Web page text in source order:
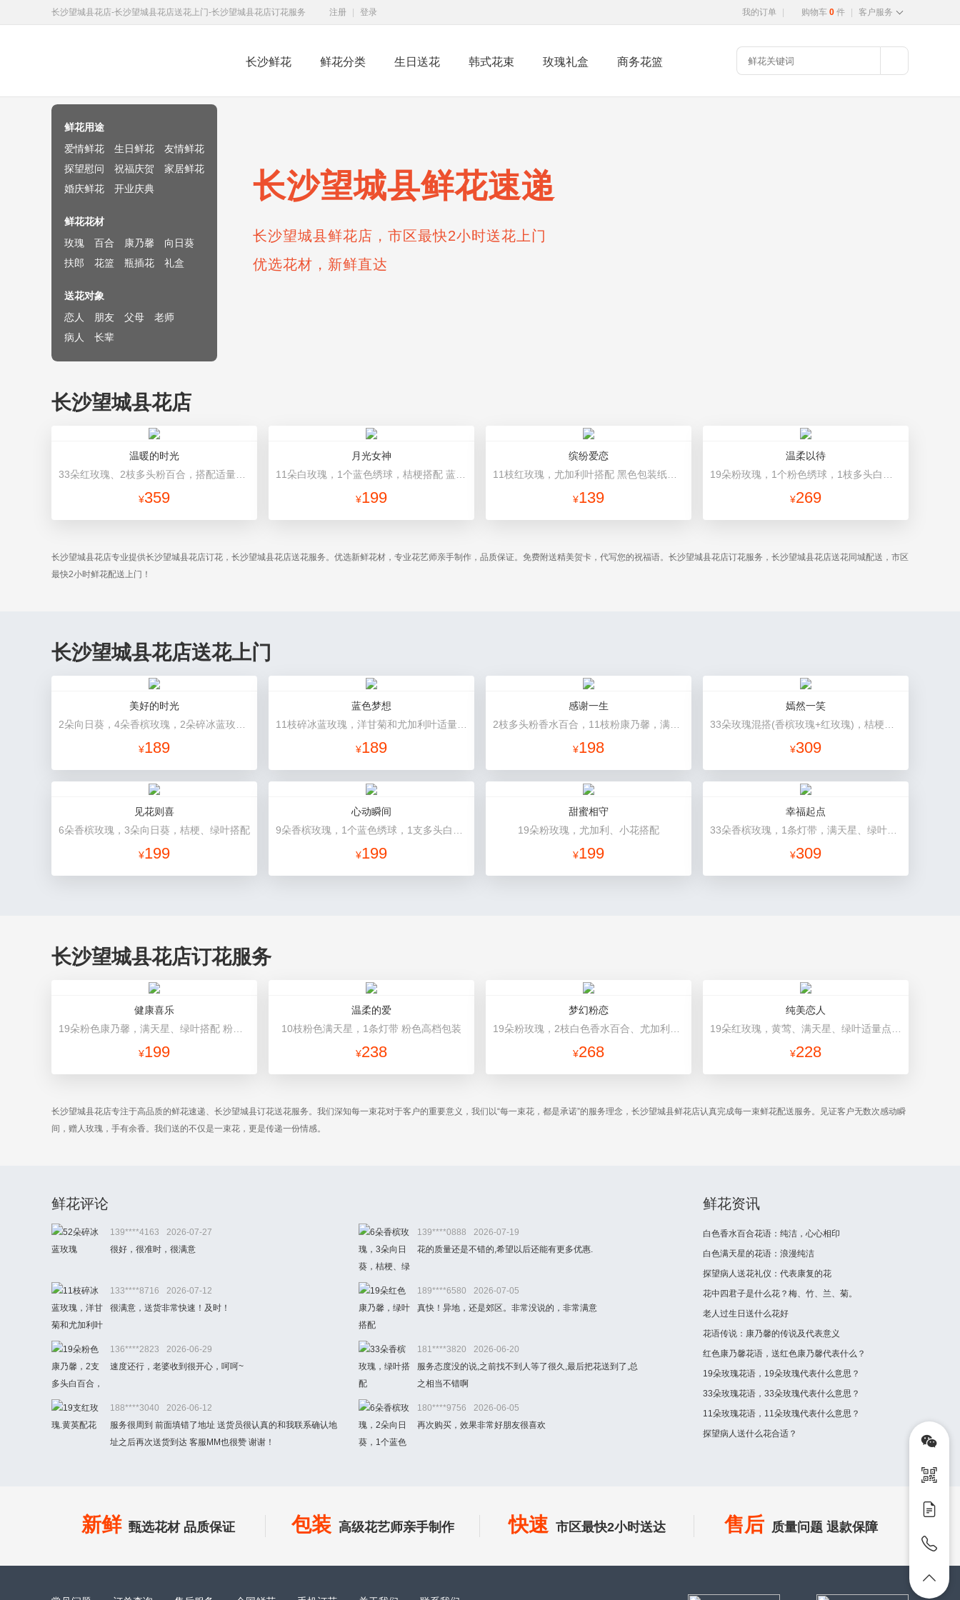
长沙望城县花店-长沙望城县花店送花上门-长沙望城县花店订花服务 注册 登录 我的订单 购物车 0 件 客户服务
长沙鲜花 鲜花分类 生日送花 韩式花束 玫瑰礼盒 商务花篮
长沙望城县鲜花速递
长沙望城县鲜花店，市区最快2小时送花上门
优选花材，新鲜直达
鲜花用途
爱情鲜花
生日鲜花
友情鲜花
探望慰问
祝福庆贺
家居鲜花
婚庆鲜花
开业庆典
鲜花花材
玫瑰
百合 康乃馨
向日葵
扶郎
花篮 瓶插花 礼盒
送花对象
恋人
朋友 父母
老师
病人
长辈
长沙望城县花店
温暖的时光
¥359
月光女神
¥199
缤纷爱恋
¥139
温柔以待
¥269
长沙望城县花店专业提供长沙望城县花店订花，长沙望城县花店送花服务。优选新鲜花材，专业花艺师亲手制作，品质保证。免费附送精美贺卡，代写您的祝福语。长沙望城县花店订花服务，长沙望城县花店送花同城配送，市区
最快2小时鲜花配送上门！
长沙望城县花店送花上门
美好的时光
¥189
蓝色梦想
¥189
感谢一生
¥198
嫣然一笑
¥309
见花则喜
6朵香槟玫瑰，3朵向日葵，桔梗、绿叶搭配
¥199
心动瞬间
¥199
甜蜜相守
19朵粉玫瑰，尤加利、小花搭配
¥199
幸福起点
¥309
长沙望城县花店订花服务
健康喜乐
¥199
温柔的爱
10枝粉色满天星，1条灯带 粉色高档包装
¥238
梦幻粉恋
¥268
纯美恋人
¥228
长沙望城县花店专注于高品质的鲜花速递、长沙望城县订花送花服务。我们深知每一束花对于客户的重要意义，我们以“每一束花，都是承诺”的服务理念，长沙望城县鲜花店认真完成每一束鲜花配送服务。见证客户无数次感动瞬
间，赠人玫瑰，手有余香。我们送的不仅是一束花，更是传递一份情感。
鲜花评论
139****4163
2026-07-27
很好，很准时，很满意
139****0888
2026-07-19
花的质量还是不错的,希望以后还能有更多优惠.
133****8716
2026-07-12
很满意，送货非常快速！及时！
189****6580
2026-07-05
真快！异地，还是郊区。非常没说的，非常满意
136****2823
2026-06-29
速度还行，老婆收到很开心，呵呵~
181****3820
2026-06-20
服务态度没的说,之前找不到人等了很久,最后把花送到了,总
之相当不错啊
188****3040
2026-06-12
服务很周到 前面填错了地址 送货员很认真的和我联系确认地
址之后再次送货到达 客服MM也很赞 谢谢！
180****9756
2026-06-05
再次购买，效果非常好朋友很喜欢
鲜花资讯
白色香水百合花语：纯洁，心心相印
白色满天星的花语：浪漫纯洁
探望病人送花礼仪：代表康复的花
花中四君子是什么花？梅、竹、兰、菊。
老人过生日送什么花好
花语传说：康乃馨的传说及代表意义
红色康乃馨花语，送红色康乃馨代表什么？
19朵玫瑰花语，19朵玫瑰代表什么意思？
33朵玫瑰花语，33朵玫瑰代表什么意思？
11朵玫瑰花语，11朵玫瑰代表什么意思？
探望病人送什么花合适？
新鲜 甄选花材 品质保证 包装 高级花艺师亲手制作 快速 市区最快2小时送达 售后 质量问题 退款保障